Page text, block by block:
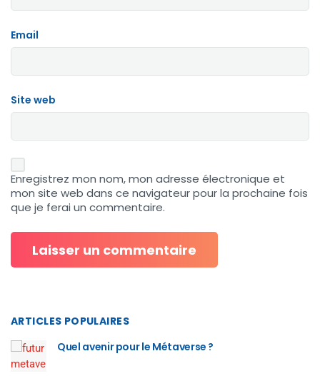
Email
Site web
Enregistrez mon nom, mon adresse électronique et
mon site web dans ce navigateur pour la prochaine fois
que je ferai un commentaire.
ARTICLES POPULAIRES
Quel avenir pour le Métaverse ?